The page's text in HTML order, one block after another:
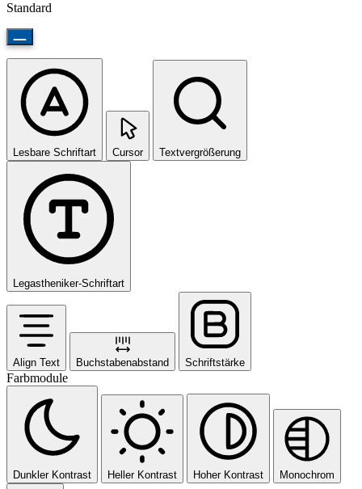
Standard
Lesbare Schriftart Cursor Textvergrößerung
Legastheniker-Schriftart
Align Text Buchstabenabstand Schriftstärke
Farbmodule
Dunkler Kontrast Heller Kontrast Hoher Kontrast Monochrom